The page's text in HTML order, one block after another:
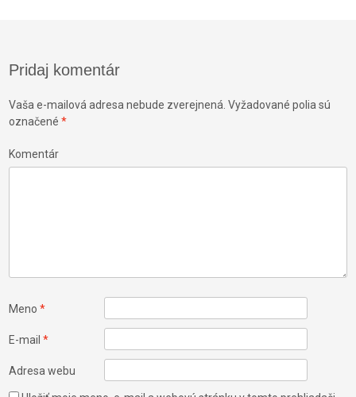
Pridaj komentár
Vaša e-mailová adresa nebude zverejnená. Vyžadované polia sú
označené*
Komentár
Meno*
E-mail*
Adresa webu